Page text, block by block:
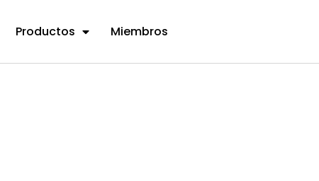
Productos Miembros